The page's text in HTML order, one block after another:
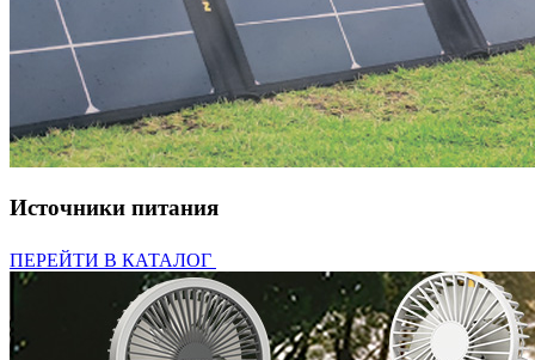
Источники питания
ПЕРЕЙТИ В КАТАЛОГ